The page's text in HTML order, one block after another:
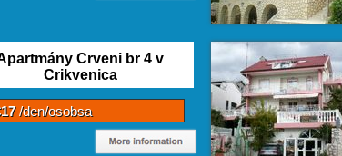
Crveni br 4 v
Crikvenica
/den/osobsa